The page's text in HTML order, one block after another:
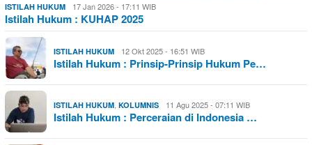
ISTILAH HUKUM 17 Jan 2026 - 17:11 WIB
Istilah Hukum : KUHAP 2025
ISTILAH HUKUM 12 Okt 2025 - 16:51 WIB
Istilah Hukum : Prinsip-Prinsip Hukum Pe…
ISTILAH HUKUM, KOLUMNIS 11 Agu 2025 - 07:11 WIB
Istilah Hukum : Perceraian di Indonesia …